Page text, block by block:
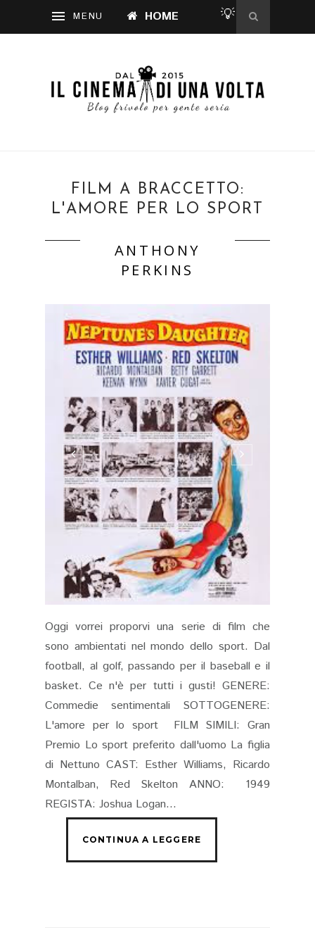
HOME 💡
FILM A BRACCETTO:
L'AMORE PER LO SPORT
ANTHONY
PERKINS
Oggi vorrei proporvi una serie di film che
sono ambientati nel mondo dello sport. Dal
football, al golf, passando per il baseball e il
basket. Ce n'è per tutti i gusti! GENERE:
Commedie sentimentali SOTTOGENERE:
L'amore per lo sport FILM SIMILI: Gran
Premio Lo sport preferito dall'uomo La figlia
di Nettuno CAST: Esther Williams, Ricardo
Montalban, Red Skelton ANNO: 1949
REGISTA: Joshua Logan...